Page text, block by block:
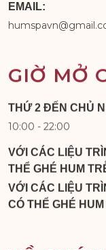
EMAIL:
GIỜ MỞ
THỨ 2 ĐẾN CHỦ
10:00 - 22:00
VỚI CÁC LIỆU
THỂ GHÉ HUM
VỚI CÁC LIỆU
CÓ THỂ GHÉ